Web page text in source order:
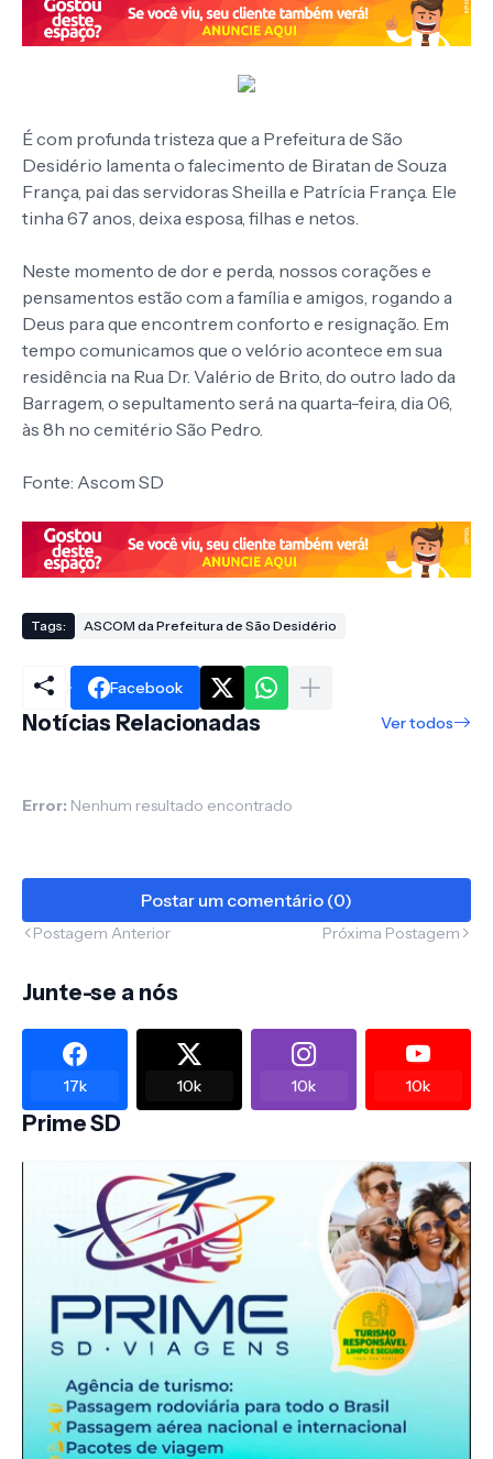
É com profunda tristeza que a Prefeitura de São
Desidério lamenta o falecimento de Biratan de Souza
França, pai das servidoras Sheilla e Patrícia França. Ele
tinha 67 anos, deixa esposa, filhas e netos.
Neste momento de dor e perda, nossos corações e
pensamentos estão com a família e amigos, rogando a
Deus para que encontrem conforto e resignação. Em
tempo comunicamos que o velório acontece em sua
residência na Rua Dr. Valério de Brito, do outro lado da
Barragem, o sepultamento será na quarta-feira, dia 06,
às 8h no cemitério São Pedro.
Fonte: Ascom SD
Tags: ASCOM da Prefeitura de São Desidério
Facebook
Notícias Relacionadas Ver todos
Error: Nenhum resultado encontrado
Postar um comentário (0)
Postagem Anterior Próxima Postagem
Junte-se a nós
17k 10k 10k 10k
Prime SD